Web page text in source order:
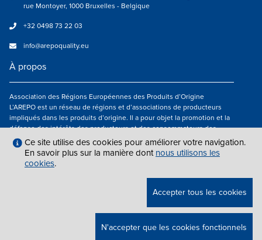
rue Montoyer, 1000 Bruxelles - Belgique
+32 0498 73 22 03
info@arepoquality.eu
À propos
Association des Régions Européennes des Produits d’Origine
L’AREPO est un réseau de régions et d’associations de producteurs
impliqués dans les produits d’origine. Il a pour objet la promotion et la
défense des intérêts des producteurs et des consommateurs des
régions européennes engagés dans la valorisation des produits
agroalimentaires de qualité.
Nous suivre
2026 AREPO | TOUS DROITS RÉSERVÉS.
Ce site utilise des cookies pour améliorer votre navigation.
En savoir plus sur la manière dont nous utilisons les
cookies.
Accepter tous les cookies
N'accepter que les cookies fonctionnels